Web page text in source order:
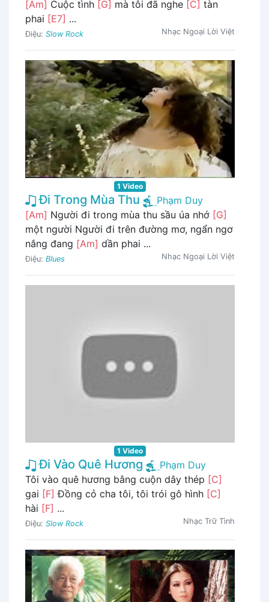
[Am] Cuộc tình [G] mà tôi đã nghe [C] tàn
phai [E7] ...
Điệu: Slow Rock Nhạc Ngoại Lời Việt
1 Video
Đi Trong Mùa Thu
Phạm Duy
[Am] Người đi trong mùa thu sầu úa nhớ [G]
một người Người đi trên đường mơ, ngẩn ngơ
nắng đang [Am] dần phai ...
Điệu: Blues Nhạc Ngoại Lời Việt
1 Video
Đi Vào Quê Hương
Phạm Duy
Tôi vào quê hương bằng cuộn dây thép [C]
gai [F] Đồng cỏ cha tôi, tôi trói gô hình [C]
hài [F] ...
Điệu: Slow Rock Nhạc Trữ Tình